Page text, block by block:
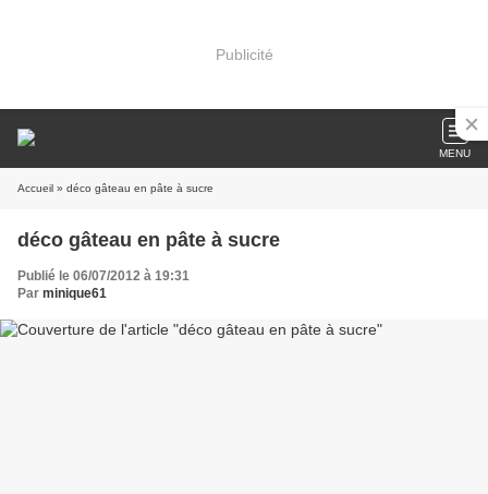
Publicité
MENU
Accueil » déco gâteau en pâte à sucre
déco gâteau en pâte à sucre
Publié le 06/07/2012 à 19:31
Par minique61